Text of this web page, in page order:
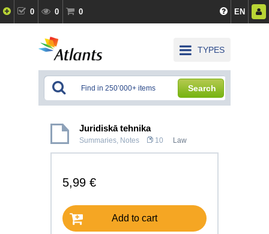
0 0 0 EN
TYPES
Search
Juridiskā tehnika
Summaries, Notes 10 Law
5,99 €
Add to cart